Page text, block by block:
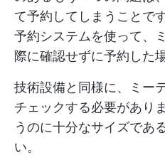
て予約してしまうことで
予約システムを使って、
際に確認せずに予約した
技術設備と同様に、ミー
チェックする必要があり
うのに十分なサイズであ
い。